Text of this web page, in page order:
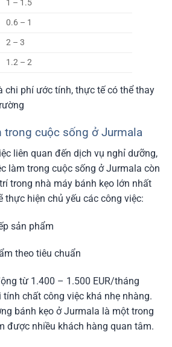
1 – 1.5
0.6 – 1
2 – 3
1.2 – 2
chi phí ước tính, thực tế có thể thay
trong cuộc sống ở Jurmala
liên quan đến dịch vụ nghỉ dưỡng,
làm trong cuộc sống ở Jurmala còn
trong nhà máy bánh kẹo lớn nhất
thực hiện chủ yếu các công việc:
sản phẩm
theo tiêu chuẩn
từ 1.400 – 1.500 EUR/tháng
chất công việc khá nhẹ nhàng.
bánh kẹo ở Jurmala là một trong
được nhiều khách hàng quan tâm.